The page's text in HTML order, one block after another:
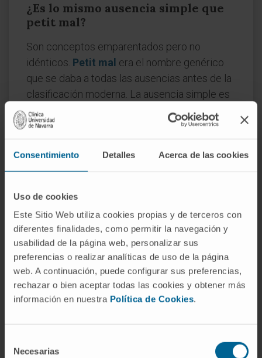
Consentimiento Detalles Acerca de las cookies
Uso de cookies
Este Sitio Web utiliza cookies propias y de terceros con
diferentes finalidades, como permitir la navegación y
usabilidad de la página web, personalizar sus
preferencias o realizar analíticas de uso de la página
web. A continuación, puede configurar sus preferencias,
rechazar o bien aceptar todas las cookies y obtener más
información en nuestra Política de Cookies.
Necesarias
¿Es lo mismo ausencia simple que
petit mal?
Son conceptos emparentados pero no
idénticos. Petit mal era el nombre genérico
que se daba a todas las ausencias antes de la
clasificación moderna. La ausencia simple es
un subtipo concreto dentro de las ausencias
típicas, definido por la falta de componentes
motores. Unpetit malpodía ser simple o
complejo; la terminología actual permite esa
precisión que la antigua no ofrecía.
¿Cómo se distingue de un simple
despiste o ensoñación?
El despiste es interrumpible: si alguien llama al
niño o le toca el hombro, reacciona. Durante
una ausencia simple, el estímulo externo no
obtiene respuesta hasta que la descarga
epiléptica cesa espontáneamente. Esa falta
origen epiléptico.